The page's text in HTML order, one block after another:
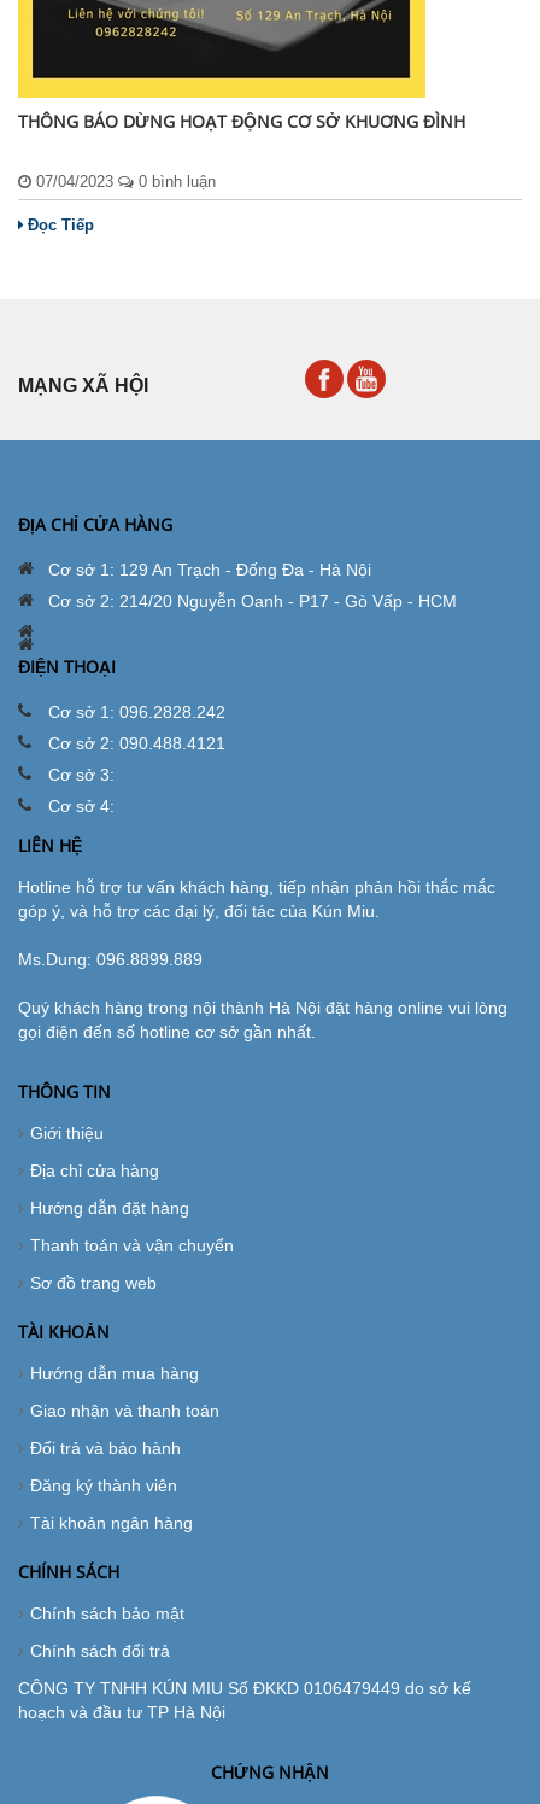
THÔNG BÁO DỪNG HOẠT ĐỘNG CƠ SỞ KHUƠNG ĐÌNH
07/04/2023 0 bình luận
Đọc Tiếp
MẠNG XÃ HỘI
ĐỊA CHỈ CỬA HÀNG
Cơ sở 1: 129 An Trạch - Đống Đa - Hà Nội
Cơ sở 2: 214/20 Nguyễn Oanh - P17 - Gò Vấp - HCM
ĐIỆN THOẠI
Cơ sở 1: 096.2828.242
Cơ sở 2: 090.488.4121
Cơ sở 3:
Cơ sở 4:
LIÊN HỆ
Hotline hỗ trợ tư vấn khách hàng, tiếp nhận phản hồi thắc mắc
góp ý, và hỗ trợ các đại lý, đối tác của Kún Miu.
Ms.Dung: 096.8899.889
Quý khách hàng trong nội thành Hà Nội đặt hàng online vui lòng
gọi điện đến số hotline cơ sở gần nhất.
THÔNG TIN
Giới thiệu
Địa chỉ cửa hàng
Hướng dẫn đặt hàng
Thanh toán và vận chuyển
Sơ đồ trang web
TÀI KHOẢN
Hướng dẫn mua hàng
Giao nhận và thanh toán
Đổi trả và bảo hành
Đăng ký thành viên
Tài khoản ngân hàng
CHÍNH SÁCH
Chính sách bảo mật
Chính sách đổi trả
CÔNG TY TNHH KÚN MIU Số ĐKKD 0106479449 do sở kế
hoạch và đầu tư TP Hà Nội
CHỨNG NHẬN